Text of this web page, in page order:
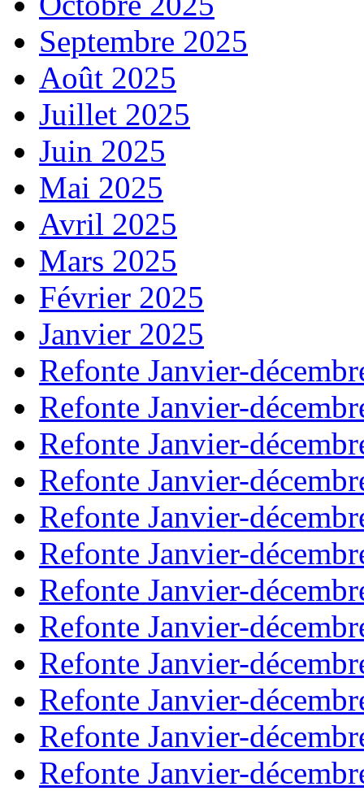
Septembre 2025
Août 2025
Juillet 2025
Juin 2025
Mai 2025
Avril 2025
Mars 2025
Février 2025
Janvier 2025
Refonte Janvier-
Refonte Janvier-
Refonte Janvier-
Refonte Janvier-
Refonte Janvier-
Refonte Janvier-
Refonte Janvier-
Refonte Janvier-
Refonte Janvier-
Refonte Janvier-
Refonte Janvier-
Refonte Janvier-